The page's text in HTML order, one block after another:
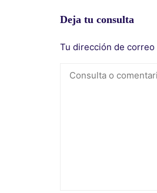
Deja tu consulta
Tu dirección de